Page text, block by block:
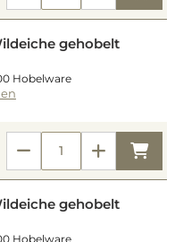
gehobelt
Hobelware
gehobelt
Hobelware